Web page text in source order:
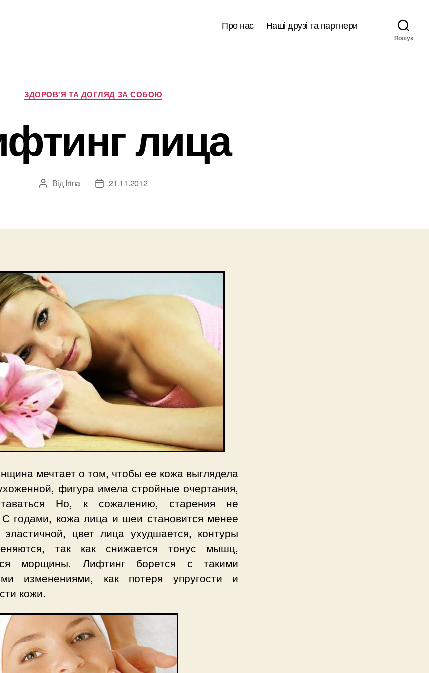
Про нас Наші друзі та партнери
Пошук
Категорії
ЗДОРОВ'Я ТА ДОГЛЯД ЗА СОБОЮ
лица
Автор
Від Irina
Дата21.11.2012
мечтает о том, чтобы ее кожа выглядела
фигура имела стройные очертания,
Но, к сожалению, старения не
С годами, кожа лица и шеи становится менее
эластичной, цвет лица ухудшается, контуры
так как снижается тонус мышц,
морщины. Лифтинг борется с такими
изменениями, как потеря упругости и
кожи.